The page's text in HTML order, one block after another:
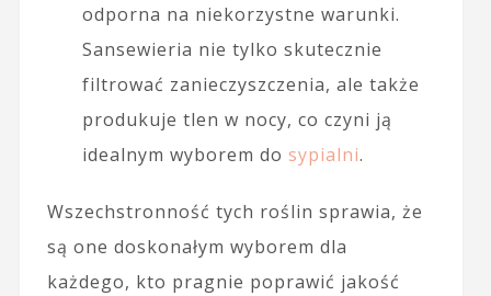
odporna na niekorzystne warunki.
Sansewieria nie tylko skutecznie
filtrować zanieczyszczenia, ale także
produkuje tlen w nocy, co czyni ją
idealnym wyborem do sypialni.
Wszechstronność tych roślin sprawia, że
są one doskonałym wyborem dla
każdego, kto pragnie poprawić jakość